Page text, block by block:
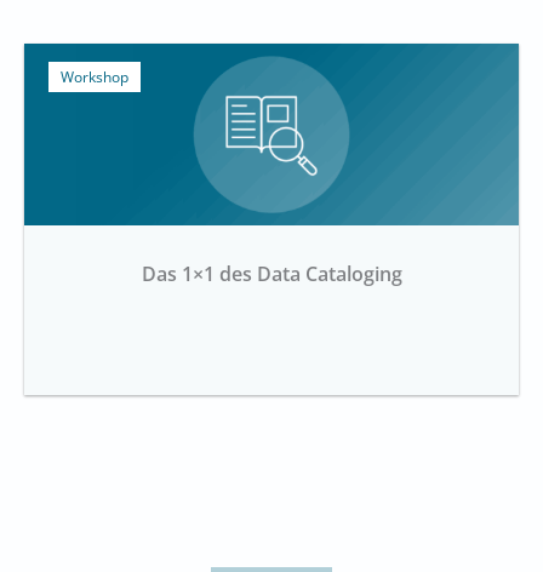
Workshop
Das 1×1 des Data Cataloging